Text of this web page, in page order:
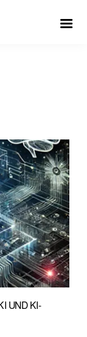
UND KI-